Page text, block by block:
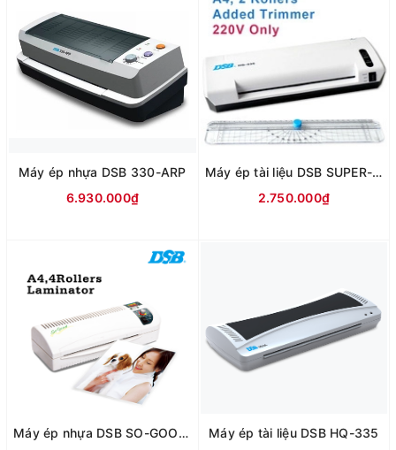
Máy ép nhựa DSB 330-ARP
6.930.000₫
Máy ép tài liệu DSB SUPER-236
2.750.000₫
Máy ép nhựa DSB SO-GOOD 230S
Máy ép tài liệu DSB HQ-335